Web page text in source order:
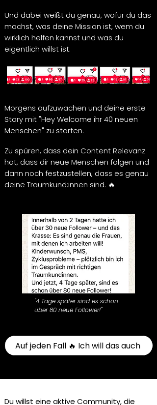
Und dabei weißt du genau, wofür du das
machst, was deine Mission ist, wem du
wirklich helfen kannst und was du
eigentlich willst ist:
Morgens aufzuwachen und deine erste
Story mit "Hey Welcome ihr 40 neuen
Menschen" zu starten.
Zu spüren, dass dein Content Relevanz
hat, dass dir neue Menschen folgen und
dann noch festzustellen, dass es genau
deine Traumkund:innen sind. 🔥
"4 Tage später sind es schon
über 80 neue Follower!"
Auf jeden Fall 🔥 Ich will das auch
Du willst eine aktive Community, die